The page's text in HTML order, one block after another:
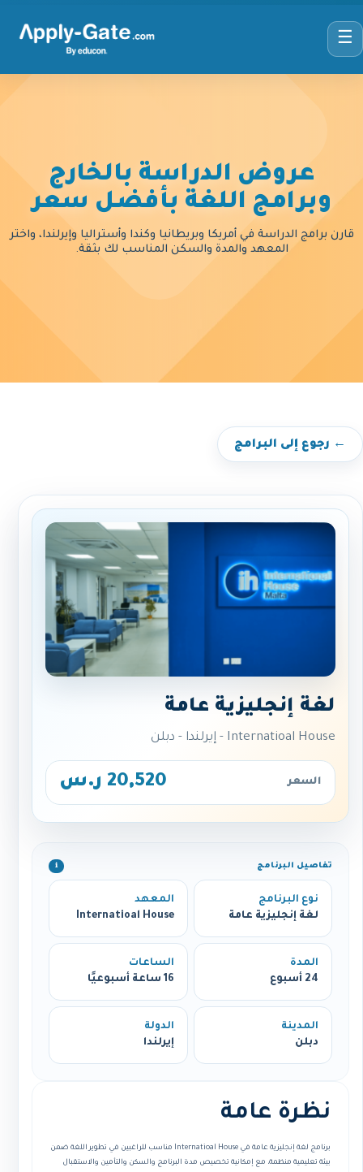
☰
عروض الدراسة بالخارج
وبرامج اللغة بأفضل سعر
قارن برامج الدراسة في أمريكا وبريطانيا وكندا وأستراليا وإيرلندا، واختر
المعهد والمدة والسكن المناسب لك بثقة.
← رجوع إلى البرامج
لغة إنجليزية عامة
Internatioal House - إيرلندا - دبلن
السعر 20,520 ر.س
تفاصيل البرنامج ℹ️
نوع البرنامج
لغة إنجليزية عامة
المعهد
Internatioal House
المدة
24 أسبوع
الساعات
16 ساعة أسبوعيًا
المدينة
دبلن
الدولة
إيرلندا
نظرة عامة
برنامج لغة إنجليزية عامة في Internatioal House مناسب للراغبين في تطوير اللغة ضمن
بيئة تعليمية منظمة، مع إمكانية تخصيص مدة البرنامج والسكن والتأمين والاستقبال